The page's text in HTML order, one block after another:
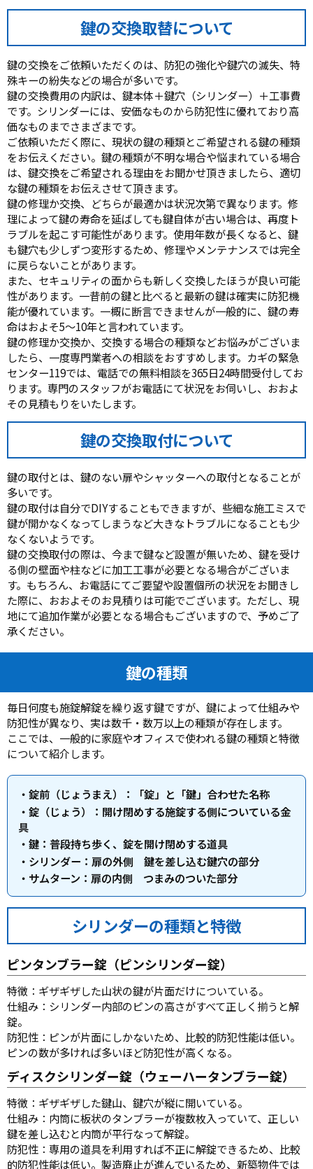
鍵の交換取替について
鍵の交換をご依頼いただくのは、防犯の強化や鍵穴の滅失、特
殊キーの紛失などの場合が多いです。
鍵の交換費用の内訳は、鍵本体＋鍵穴（シリンダー）＋工事費
です。シリンダーには、安価なものから防犯性に優れており高
価なものまでさまざまです。
ご依頼いただく際に、現状の鍵の種類とご希望される鍵の種類
をお伝えください。鍵の種類が不明な場合や悩まれている場合
は、鍵交換をご希望される理由をお聞かせ頂きましたら、適切
な鍵の種類をお伝えさせて頂きます。
鍵の修理か交換、どちらが最適かは状況次第で異なります。修
理によって鍵の寿命を延ばしても鍵自体が古い場合は、再度ト
ラブルを起こす可能性があります。使用年数が長くなると、鍵
も鍵穴も少しずつ変形するため、修理やメンテナンスでは完全
に戻らないことがあります。
また、セキュリティの面からも新しく交換したほうが良い可能
性があります。一昔前の鍵と比べると最新の鍵は確実に防犯機
能が優れています。一概に断言できませんが一般的に、鍵の寿
命はおよそ5～10年と言われています。
鍵の修理か交換か、交換する場合の種類などお悩みがございま
したら、一度専門業者への相談をおすすめします。カギの緊急
センター119では、電話での無料相談を365日24時間受付してお
ります。専門のスタッフがお電話にて状況をお伺いし、おおよ
その見積もりをいたします。
鍵の交換取付について
鍵の取付とは、鍵のない扉やシャッターへの取付となることが
多いです。
鍵の取付は自分でDIYすることもできますが、些細な施工ミスで
鍵が開かなくなってしまうなど大きなトラブルになることも少
なくないようです。
鍵の交換取付の際は、今まで鍵など設置が無いため、鍵を受け
る側の壁面や柱などに加工工事が必要となる場合がございま
す。もちろん、お電話にてご要望や設置個所の状況をお聞きし
た際に、おおよそのお見積りは可能でございます。ただし、現
地にて追加作業が必要となる場合もございますので、予めご了
承ください。
鍵の種類
毎日何度も施錠解錠を繰り返す鍵ですが、鍵によって仕組みや
防犯性が異なり、実は数千・数万以上の種類が存在します。
ここでは、一般的に家庭やオフィスで使われる鍵の種類と特徴
について紹介します。
・錠前（じょうまえ）：「錠」と「鍵」合わせた名称
・錠（じょう）：開け閉めする施錠する側についている金
具
・鍵：普段持ち歩く、錠を開け閉めする道具
・シリンダー：扉の外側 鍵を差し込む鍵穴の部分
・サムターン：扉の内側 つまみのついた部分
シリンダーの種類と特徴
ピンタンブラー錠（ピンシリンダー錠）
特徴：ギザギザした山状の鍵が片面だけについている。
仕組み：シリンダー内部のピンの高さがすべて正しく揃うと解
錠。
防犯性：ピンが片面にしかないため、比較的防犯性能は低い。
ピンの数が多ければ多いほど防犯性が高くなる。
ディスクシリンダー錠（ウェーハータンブラー錠）
特徴：ギザギザした鍵山、鍵穴が縦に開いている。
仕組み：内筒に板状のタンブラーが複数枚入っていて、正しい
鍵を差し込むと内筒が平行なって解錠。
防犯性：専用の道具を利用すれば不正に解錠できるため、比較
的防犯性能は低い。製造廃止が進んでいるため、新築物件では